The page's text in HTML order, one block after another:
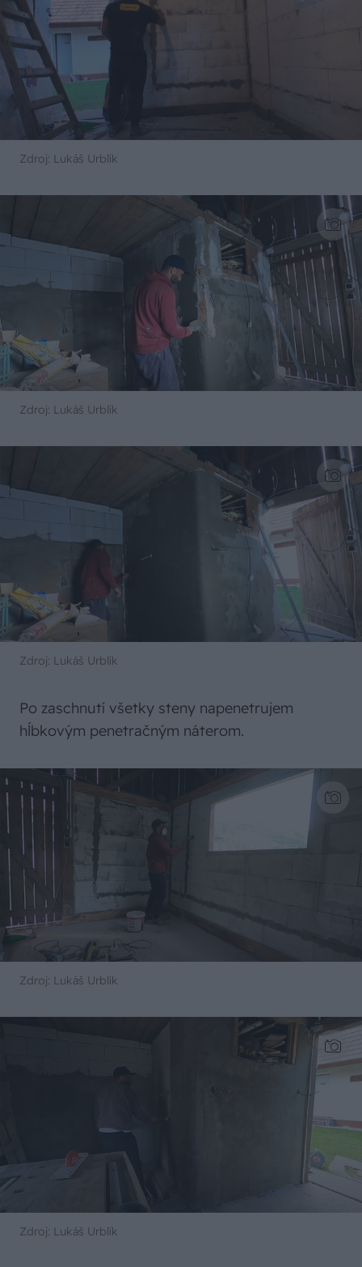
Zdroj: Lukáš Urblík
Zdroj: Lukáš Urblík
Zdroj: Lukáš Urblík
Po zaschnutí všetky steny napenetrujem
hĺbkovým penetračným náterom.
Zdroj: Lukáš Urblík
Zdroj: Lukáš Urblík